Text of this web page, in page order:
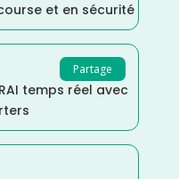
et en sécurité
Partage
temps réel avec